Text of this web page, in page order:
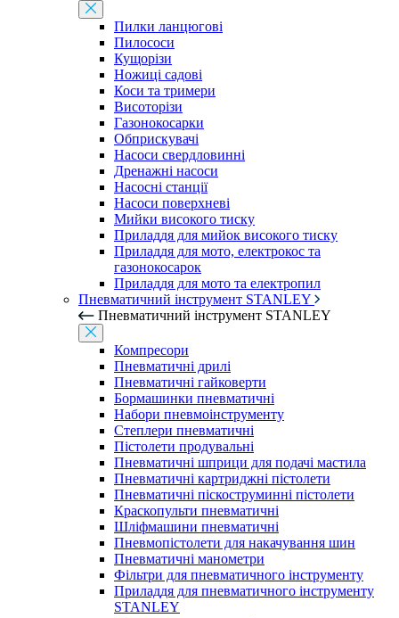
Пилки ланцюгові
Пилососи
Кущорізи
Ножиці садові
Коси та тримери
Висоторізи
Газонокосарки
Обприскувачі
Насоси свердловинні
Дренажні насоси
Насосні станції
Насоси поверхневі
Мийки високого тиску
Приладдя для мийок високого тиску
Приладдя для мото, електрокос та
газонокосарок
Приладдя для мото та електропил
Пневматичний інструмент STANLEY
Пневматичний інструмент STANLEY
Компресори
Пневматичні дрилі
Пневматичні гайковерти
Бормашинки пневматичні
Набори пневмоінструменту
Степлери пневматичні
Пістолети продувальні
Пневматичні шприци для подачі мастила
Пневматичні картриджні пістолети
Пневматичні піскоструминні пістолети
Краскопульти пневматичні
Шліфмашини пневматичні
Пневмопістолети для накачування шин
Пневматичні манометри
Фільтри для пневматичного інструменту
Приладдя для пневматичного інструменту
STANLEY